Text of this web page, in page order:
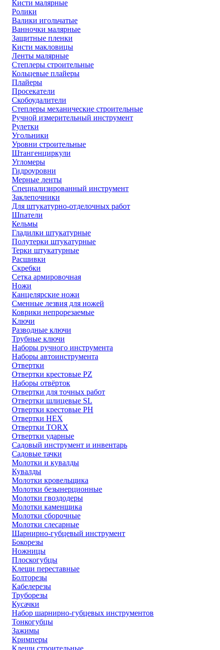
Кисти малярные
Ролики
Валики игольчатые
Ванночки малярные
Защитные пленки
Кисти макловицы
Ленты малярные
Степлеры строительные
Кольцевые плайеры
Плайеры
Просекатели
Скобоудалители
Степлеры механические строительные
Ручной измерительный инструмент
Рулетки
Угольники
Уровни строительные
Штангенциркули
Угломеры
Гидроуровни
Мерные ленты
Специализированный инструмент
Заклепочники
Для штукатурно-отделочных работ
Шпатели
Кельмы
Гладилки штукатурные
Полутерки штукатурные
Терки штукатурные
Расшивки
Скребки
Сетка армировочная
Ножи
Канцелярские ножи
Сменные лезвия для ножей
Коврики непрорезаемые
Ключи
Разводные ключи
Трубные ключи
Наборы ручного инструмента
Наборы автоинструмента
Отвертки
Отвертки крестовые PZ
Наборы отвёрток
Отвертки для точных работ
Отвертки шлицевые SL
Отвертки крестовые PH
Отвертки HEX
Отвертки TORX
Отвертки ударные
Садовый инструмент и инвентарь
Садовые тачки
Молотки и кувалды
Кувалды
Молотки кровельщика
Молотки безынерционные
Молотки гвоздодеры
Молотки каменщика
Молотки сборочные
Молотки слесарные
Шарнирно-губцевый инструмент
Бокорезы
Ножницы
Плоскогубцы
Клещи переставные
Болторезы
Кабелерезы
Труборезы
Кусачки
Набор шарнирно-губцевых инструментов
Тонкогубцы
Зажимы
Кримперы
Клещи строительные